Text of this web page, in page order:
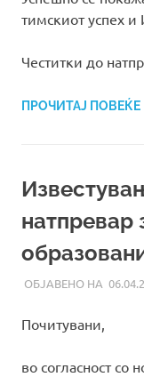
тимскиот успех и
Честитки до
ПРОЧИТАЈ ПОВЕЌЕ
натпревар
Почитувани,
во согласност со